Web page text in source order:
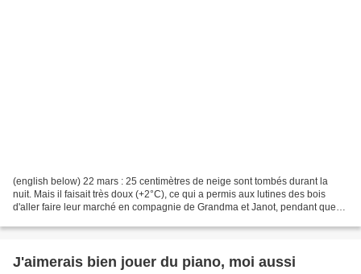
(english below) 22 mars : 25 centimètres de neige sont tombés durant la
nuit. Mais il faisait très doux (+2°C), ce qui a permis aux lutines des bois
d'aller faire leur marché en compagnie de Grandma et Janot, pendant que
J'aimerais bien jouer du piano, moi aussi